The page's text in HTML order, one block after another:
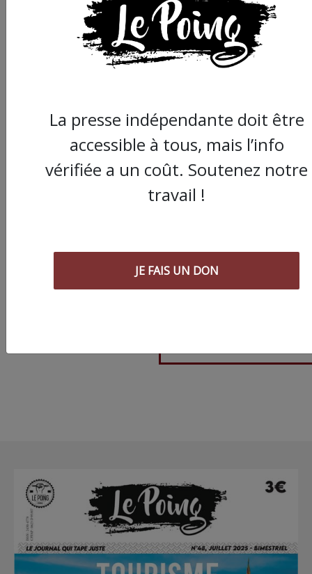
cet article :
espoir populaire ? » :
assemblée
La presse indépendante doit être
accessible à tous, mais l’info
vérifiée a un coût. Soutenez notre
travail !
JE FAIS UN DON